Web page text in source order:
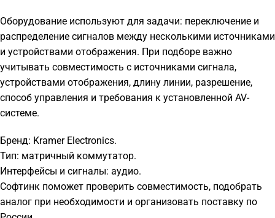
Оборудование используют для задачи: переключение и
распределение сигналов между несколькими источниками
и устройствами отображения. При подборе важно
учитывать совместимость с источниками сигнала,
устройствами отображения, длину линии, разрешение,
способ управления и требования к установленной AV-
системе.
Бренд: Kramer Electronics.
Тип: матричный коммутатор.
Интерфейсы и сигналы: аудио.
Софтинк поможет проверить совместимость, подобрать
аналог при необходимости и организовать поставку по